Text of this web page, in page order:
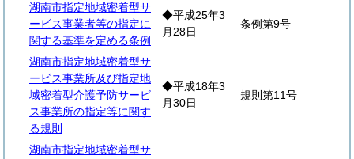
湖南市指定地域密着型サ
ービス事業者等の指定に
関する基準を定める条例
◆平成25年3
月28日
条例第9号
湖南市指定地域密着型サ
ービス事業所及び指定地
域密着型介護予防サービ
ス事業所の指定等に関す
る規則
◆平成18年3
月30日
規則第11号
湖南市指定地域密着型サ